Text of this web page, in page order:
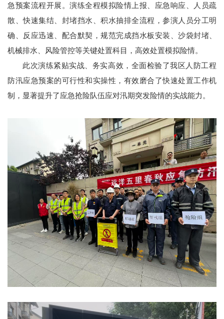
急预案流程开展。演练全程模拟险情上报、应急响应、人员疏
散、快速集结、封堵挡水、积水抽排全流程，参演人员分工明
确、反应迅速、配合默契，规范完成挡水板安装、沙袋封堵、
机械排水、风险管控等关键处置科目，高效处置模拟险情。
此次演练紧贴实战、务实高效，全面检验了我区人防工程
防汛应急预案的可行性和实操性，有效磨合了快速处置工作机
制，显著提升了应急抢险队伍应对汛期突发险情的实战能力。